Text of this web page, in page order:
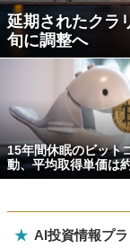
延期されたクラ
旬に調整へ
15年間休眠のビット
動、平均取得単価は
★ AI投資情報プ